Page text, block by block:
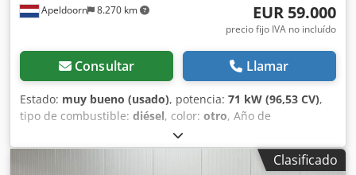
Apeldoorn 8.270 km EUR 59.000
precio fijo IVA no incluído
Consultar Llamar
Estado: muy bueno (usado), potencia: 71 kW (96,53 CV),
tipo de combustible: diésel, color: otro, Año de
, horas de funcionamiento:
Equipamiento:aire acondicionado, Año de fabricación:
2021 Peso en vacío: 5.863 kg Dimensiones (L x A x H): 390 x
Clasificado